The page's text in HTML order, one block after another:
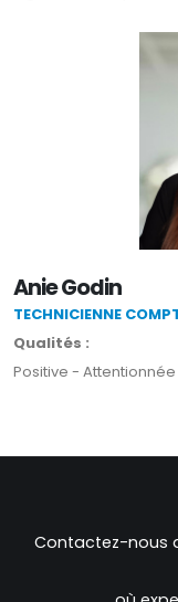
Anie Godin
TECHNICIENNE
Qualités :
Positive -
Contactez-nous